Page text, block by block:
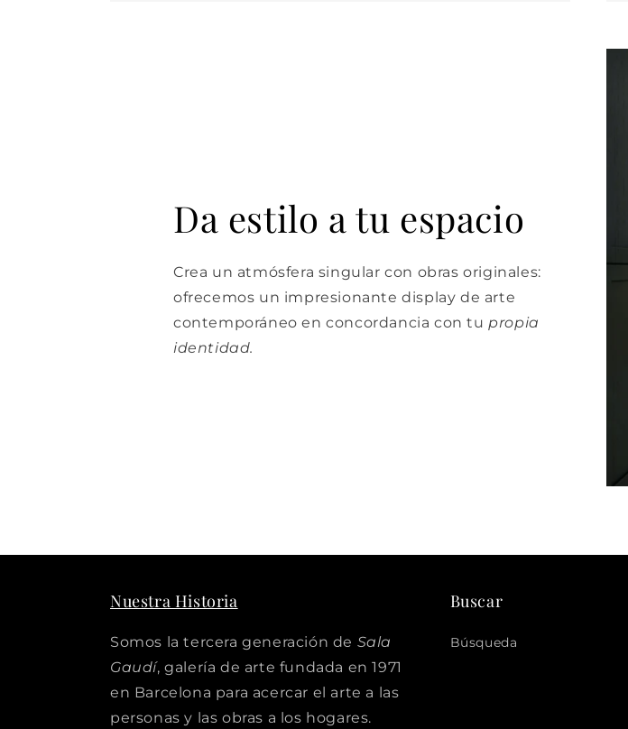
Da estilo a tu espacio
Crea un atmósfera singular con obras originales:
ofrecemos un impresionante display de arte
contemporáneo en concordancia con tu propia
identidad.
Nuestra Historia
Somos la tercera generación de Sala
Gaudí, galería de arte fundada en 1971
en Barcelona para acercar el arte a las
personas y las obras a los hogares.
Buscar
Búsqueda